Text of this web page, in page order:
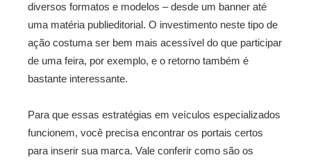
diversos formatos e modelos – desde um banner até
uma matéria publieditorial. O investimento neste tipo de
ação costuma ser bem mais acessível do que participar
de uma feira, por exemplo, e o retorno também é
bastante interessante.
Para que essas estratégias em veículos especializados
funcionem, você precisa encontrar os portais certos
para inserir sua marca. Vale conferir como são os